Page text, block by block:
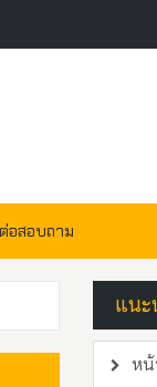
อสอบถาม
แน
หน้